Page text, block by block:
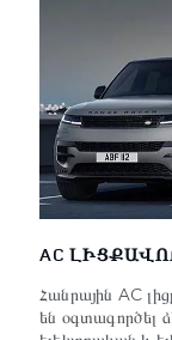
AC
Հանրային AC
են օգտագործել